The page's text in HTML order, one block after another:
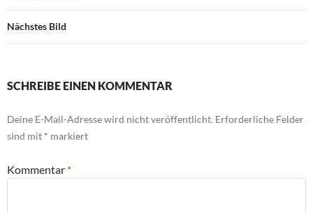
Nächstes Bild
SCHREIBE EINEN KOMMENTAR
Deine E-Mail-Adresse wird nicht veröffentlicht. Erforderliche Felder
sind mit * markiert
Kommentar *